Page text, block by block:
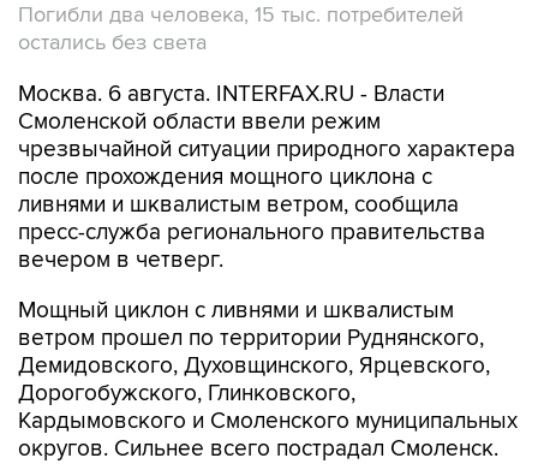
Погибли два человека, 15 тыс. потребителей
остались без света
Москва. 6 августа. INTERFAX.RU - Власти
Смоленской области ввели режим
чрезвычайной ситуации природного характера
после прохождения мощного циклона с
ливнями и шквалистым ветром, сообщила
пресс-служба регионального правительства
вечером в четверг.
Мощный циклон с ливнями и шквалистым
ветром прошел по территории Руднянского,
Демидовского, Духовщинского, Ярцевского,
Дорогобужского, Глинковского,
Кардымовского и Смоленского муниципальных
округов. Сильнее всего пострадал Смоленск.